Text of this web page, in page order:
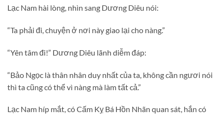
Lạc Nam hài lòng, nhìn sang Dương Diêu nói:
“Ta phải đi, chuyện ở nơi này giao lại cho nàng.”
“Yên tâm đi!” Dương Diêu lãnh diễm đáp:
“Bảo Ngọc là thân nhân duy nhất của ta, không cần ngươi nói
thì ta cũng có thể vì nàng mà làm tất cả.”
Lạc Nam híp mắt, có Cấm Kỵ Bá Hồn Nhãn quan sát, hắn có